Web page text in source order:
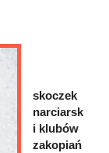
skoczek
narciarsk
i klubów
zakopiań